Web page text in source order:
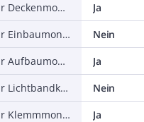
Geeignet für Deckenmontage
Ja
Geeignet für Einbaumontage
Nein
Geeignet für Aufbaumontage
Ja
Geeignet für Lichtbandkonfiguration
Nein
Geeignet für Klemmmontage
Ja